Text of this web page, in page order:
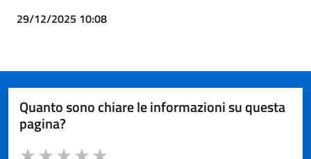
29/12/2025 10:08
Quanto sono chiare le informazioni su questa
pagina?
Valuta da 1 a 5 stelle la pagina